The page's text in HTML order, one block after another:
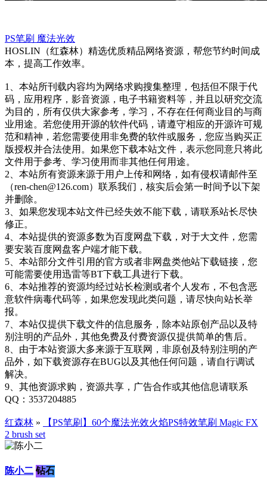
PS笔刷 魔法光效
HOSLIN（红森林）精选优质精品网络资源，帮您节约时间成
本，提高工作效率。
1、本站所刊载内容均为网络求购搜集整理，包括但不限于代
码，应用程序，影音资源，电子书籍资料等，并且以研究交流
为目的，所有仅供大家参考，学习，不存在任何商业目的与商
业用途。若您使用开源的软件代码，请遵守相应的开源许可规
范和精神，若您需要使用非免费的软件或服务，您应当购买正
版授权并合法使用。如果您下载本站文件，表示您同意只将此
文件用于参考、学习使用而非其他任何用途。
2、本站所有资源来源于用户上传和网络，如有侵权请邮件至
（ren-chen@126.com）联系我们，核实后会第一时间予以下架
并删除。
3、如果您发现本站文件已经失效不能下载，请联系站长尽快
修正。
4、本站提供的资源多数为百度网盘下载，对于大文件，您需
要安装百度网盘客户端才能下载。
5、本站部分文件引用的官方或者非网盘类他站下载链接，您
可能需要使用迅雷等BT下载工具进行下载。
6、本站推荐的资源均经过站长检测或者个人发布，不包含恶
意软件病毒代码等，如果您发现此类问题，请尽快向站长举
报。
7、本站仅提供下载文件的信息服务，除本站原创产品以及特
别注明的产品外，其他免费及付费资源仅提供简单的售后。
8、由于本站资源大多来源于互联网，非原创及特别注明的产
品外，如下载资源存在BUG以及其他任何问题，请自行调试
解决。
9、其他资源求购，资源共享，广告合作或其他信息请联系
QQ：3537204885
红森林 »
【PS笔刷】60个魔法光效火焰PS特效笔刷 Magic FX
2 brush set
陈小二 钻石